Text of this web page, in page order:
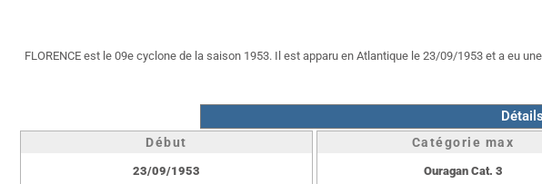
FLORENCE est le 09e cyclone de la saison 1953. Il est apparu en Atlantique le 23/09/1953 et a eu
Début
23/09/1953
Catégorie max
Ouragan Cat. 3